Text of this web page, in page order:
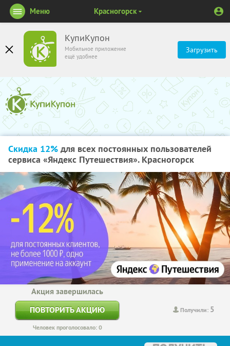
КупиКупон
Мобильное приложение
ещё удобнее
Загрузить
Меню Красногорск
Скидка 12% для всех постоянных пользователей
сервиса «Яндекс Путешествия». Красногорск
Получили: 5
Акция завершилась
ПОВТОРИТЬ АКЦИЮ
Человек проголосовало: 0